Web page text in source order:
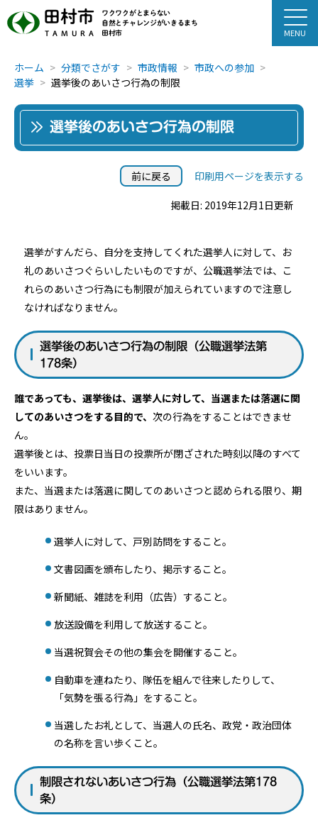
田村市
TAMURA
ワクワクがとまらない
自然とチャレンジがいきるまち
田村市
ホーム 分類でさがす 市政情報
市政への参加
選挙
選挙後のあいさつ行為の制限
選挙後のあいさつ行為の制限
前に戻る 印刷用ページを表示する
掲載日: 2019年12月1日更新
選挙がすんだら、自分を支持してくれた選挙人に対して、お
礼のあいさつぐらいしたいものですが、公職選挙法では、こ
れらのあいさつ行為にも制限が加えられていますので注意し
なければなりません。
選挙後のあいさつ行為の制限（公職選挙法第
178条）
誰であっても、選挙後は、選挙人に対して、当選または落選に関
してのあいさつをする目的で、 次の行為をすることはできませ
ん。
選挙後とは、投票日当日の投票所が閉ざされた時刻以降のすべて
をいいます。
また、当選または落選に関してのあいさつと認められる限り、期
限はありません。
選挙人に対して、戸別訪問をすること。
文書図画を頒布したり、掲示すること。
新聞紙、雑誌を利用（広告）すること。
放送設備を利用して放送すること。
当選祝賀会その他の集会を開催すること。
自動車を連ねたり、隊伍を組んで往来したりして、
「気勢を張る行為」をすること。
当選したお礼として、当選人の氏名、政党・政治団体
の名称を言い歩くこと。
制限されないあいさつ行為（公職選挙法第178
条）